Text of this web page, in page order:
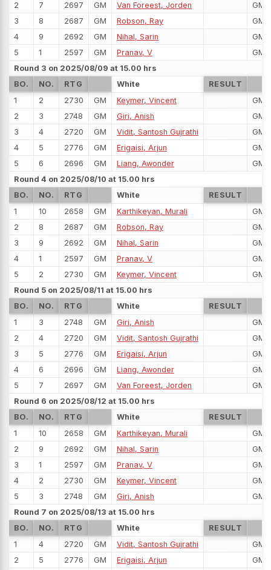
2 7 2697 GM Van Foreest, Jorden
GM
3
8 2687 GM Robson, Ray
GM
4
9 2692 GM Nihal, Sarin
GM
5
1 2597 GM Pranav, V
GM
Round 3 on 2025/08/09 at 15.00 hrs
BO.
NO. RTG White
RESULT
1
2 2730 GM Keymer, Vincent
GM
2
3 2748 GM Giri, Anish
GM
3
4 2720 GM Vidit, Santosh Gujrathi
GM
4
5 2776 GM Erigaisi, Arjun
GM
5
6 2696 GM Liang, Awonder
GM
Round 4 on 2025/08/10 at 15.00 hrs
BO.
NO. RTG White
RESULT
1
10 2658 GM Karthikeyan, Murali
GM
2
8 2687 GM Robson, Ray
GM
3
9 2692 GM Nihal, Sarin
GM
4
1 2597 GM Pranav, V
GM
5
2 2730 GM Keymer, Vincent
GM
Round 5 on 2025/08/11 at 15.00 hrs
BO.
NO. RTG White
RESULT
1
3 2748 GM Giri, Anish
GM
2
4 2720 GM Vidit, Santosh Gujrathi
GM
3
5 2776 GM Erigaisi, Arjun
GM
4
6 2696 GM Liang, Awonder
GM
5
7 2697 GM Van Foreest, Jorden
GM
Round 6 on 2025/08/12 at 15.00 hrs
BO.
NO. RTG White
RESULT
1
10 2658 GM Karthikeyan, Murali
GM
2
9 2692 GM Nihal, Sarin
GM
3
1 2597 GM Pranav, V
GM
4
2 2730 GM Keymer, Vincent
GM
5
3 2748 GM Giri, Anish
GM
Round 7 on 2025/08/13 at 15.00 hrs
BO.
NO. RTG White
RESULT
1
4 2720 GM Vidit, Santosh Gujrathi
GM
2
5 2776 GM Erigaisi, Arjun
GM